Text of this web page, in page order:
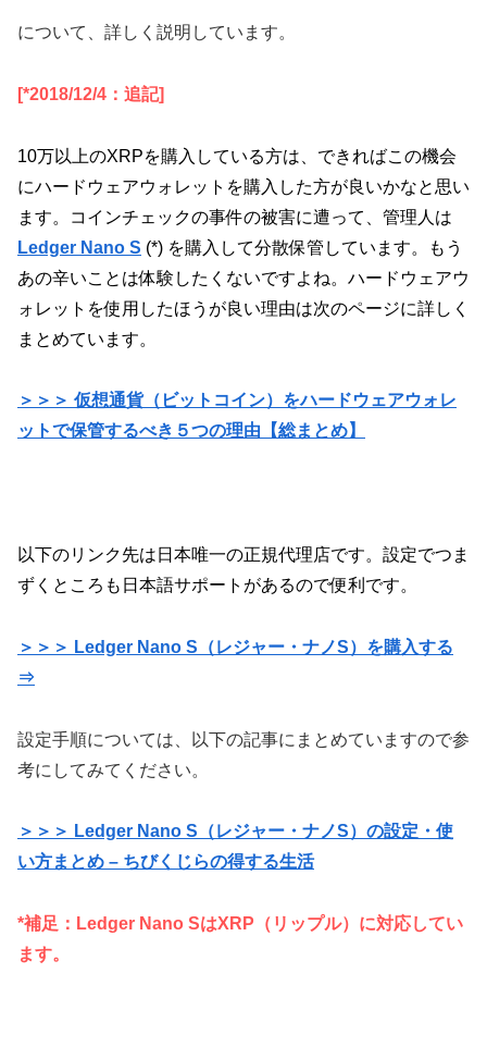
について、詳しく説明しています。
[*2018/12/4：追記]
10万以上のXRPを購入している方は、できればこの機会
にハードウェアウォレットを購入した方が良いかなと思い
ます。コインチェックの事件の被害に遭って、管理人は
Ledger Nano S (*) を購入して分散保管しています。もう
あの辛いことは体験したくないですよね。 ハードウェアウ
ォレットを使用したほうが良い理由は次のページに詳しく
まとめています。
＞＞＞ 仮想通貨（ビットコイン）をハードウェアウォレ
ットで保管するべき５つの理由【総まとめ】
以下のリンク先は日本唯一の正規代理店です。 設定でつま
ずくところも日本語サポートがあるので便利です。
＞＞＞ Ledger Nano S（レジャー・ナノS）を購入する
⇒
設定手順については、以下の記事にまとめていますので参
考にしてみてください。
＞＞＞ Ledger Nano S（レジャー・ナノS）の設定・使
い方まとめ – ちびくじらの得する生活
*補足：Ledger Nano SはXRP（リップル）に対応してい
ます。